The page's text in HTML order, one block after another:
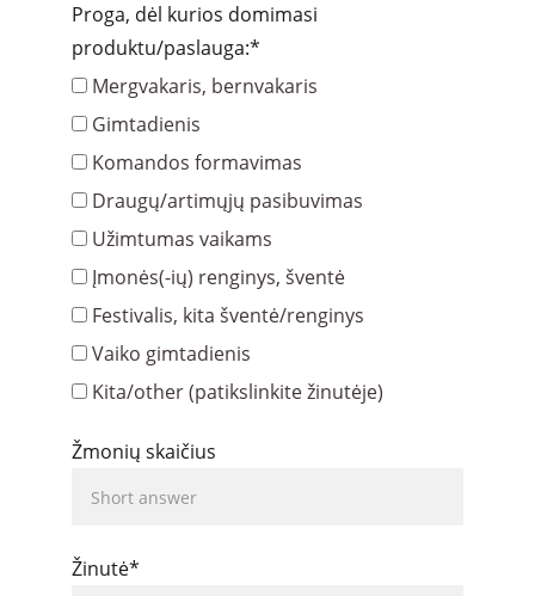
Proga, dėl kurios domimasi
produktu/paslauga:*
Mergvakaris, bernvakaris
Gimtadienis
Komandos formavimas
Draugų/artimųjų pasibuvimas
Užimtumas vaikams
Įmonės(-ių) renginys, šventė
Festivalis, kita šventė/renginys
Vaiko gimtadienis
Kita/other (patikslinkite žinutėje)
Žmonių skaičius
Žinutė*